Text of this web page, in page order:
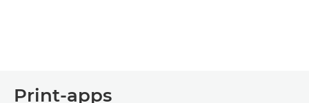
Print-apps